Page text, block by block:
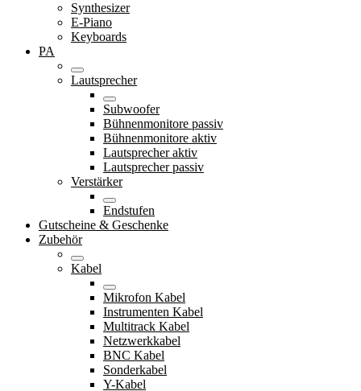
Synthesizer
E-Piano
Keyboards
PA
Lautsprecher
Subwoofer
Bühnenmonitore passiv
Bühnenmonitore aktiv
Lautsprecher aktiv
Lautsprecher passiv
Verstärker
Endstufen
Gutscheine & Geschenke
Zubehör
Kabel
Mikrofon Kabel
Instrumenten Kabel
Multitrack Kabel
Netzwerkkabel
BNC Kabel
Sonderkabel
Y-Kabel